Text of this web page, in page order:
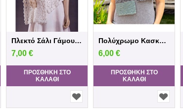
Πλεκτό Σάλι Γάμου – Πατρόν Βελονάκι | Cro...
7,00 €
ΠΡΟΣΘΉΚΗ ΣΤΟ
ΚΑΛΆΘΙ
Πολύχρωμο Κασκόλ με Πλέξη Μους (Εύκολο Πα...
6,00 €
ΠΡΟΣΘΉΚΗ ΣΤΟ
ΚΑΛΆΘΙ